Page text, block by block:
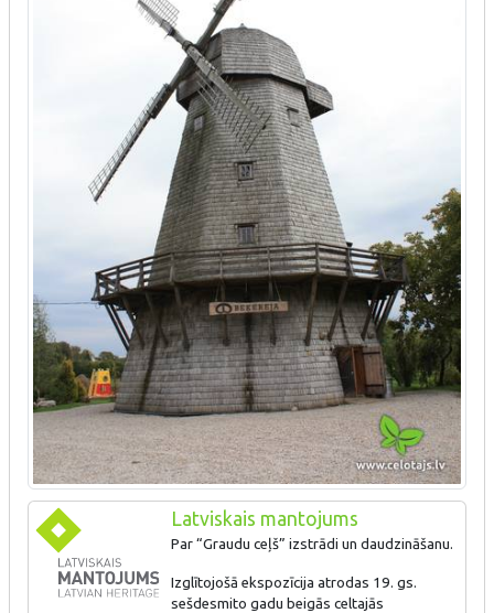
Latviskais mantojums
Par “Graudu ceļš” izstrādi un daudzināšanu.
Izglītojošā ekspozīcija atrodas 19. gs.
sešdesmito gadu beigās celtajās